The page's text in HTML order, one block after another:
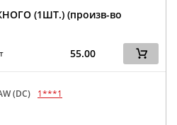
(1ШТ.) (произв-во
55.00
(DC)
1***1